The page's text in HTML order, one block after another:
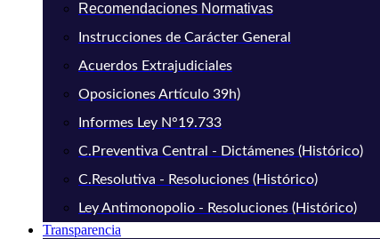
Recomendaciones Normativas
Instrucciones de Carácter General
Acuerdos Extrajudiciales
Oposiciones Artículo 39h)
Informes Ley N°19.733
C.Preventiva Central - Dictámenes (Histórico)
C.Resolutiva - Resoluciones (Histórico)
Ley Antimonopolio - Resoluciones (Histórico)
Transparencia